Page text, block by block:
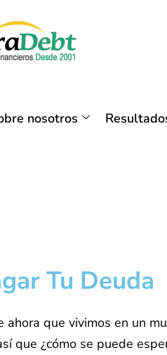
nosotros
Tu Deuda
que vivimos en un
que ¿cómo se puede